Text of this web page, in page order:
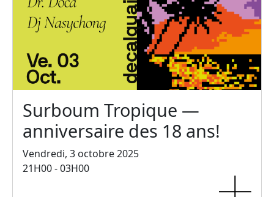
Surboum Tropique —
anniversaire des 18 ans!
Vendredi, 3 octobre 2025
21H00 - 03H00